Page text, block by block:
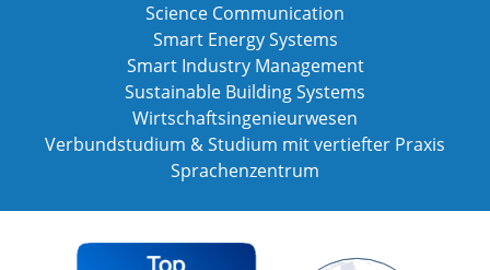
Science Communication
Smart Energy Systems
Smart Industry Management
Sustainable Building Systems
Wirtschaftsingenieurwesen
Verbundstudium & Studium mit vertiefter Praxis
Sprachenzentrum